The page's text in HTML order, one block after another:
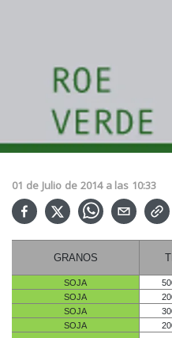
01 de Julio de 2014 a las 10:33
GRANOS
SOJA
SOJA
SOJA
SOJA